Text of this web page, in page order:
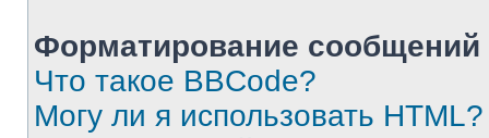
Форматирование
Что такое BBCode?
Могу ли я использовать HTML?